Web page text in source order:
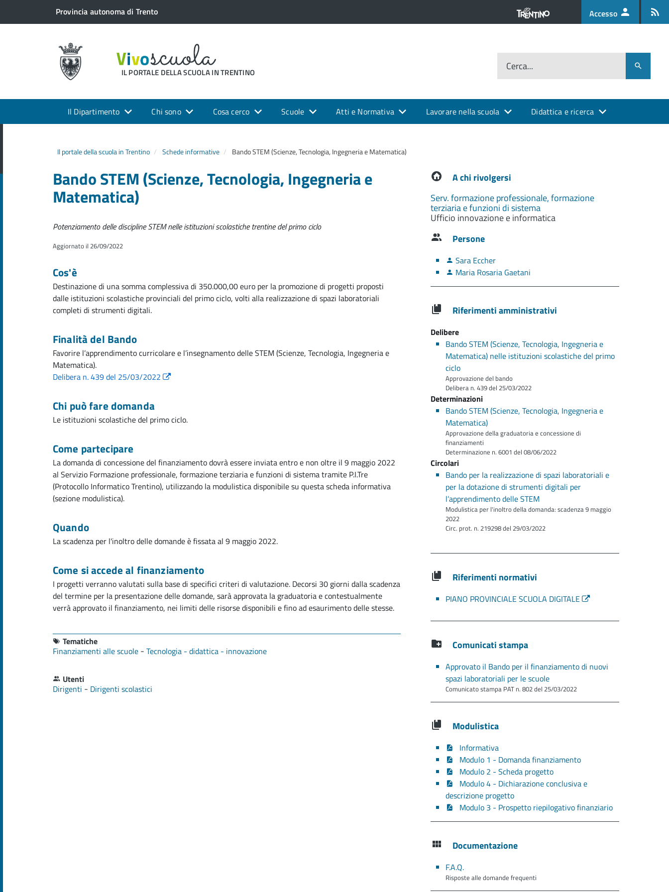
Provincia autonoma di Trento Accesso
IL PORTALE DELLA SCUOLA IN TRENTINO Cerca...
Il Dipartimento Chi sono Cosa cerco Scuole Atti e Normativa Lavorare nella scuola Didattica e ricerca
Il portale della scuola in Trentino Schede informative Bando STEM (Scienze, Tecnologia, Ingegneria e Matematica)
Bando STEM (Scienze, Tecnologia, Ingegneria e
Matematica)
Potenziamento delle discipline STEM nelle istituzioni scolastiche trentine del primo ciclo
Aggiornato il 26/09/2022
Cos'è
Destinazione di una somma complessiva di 350.000,00 euro per la promozione di progetti proposti
dalle istituzioni scolastiche provinciali del primo ciclo, volti alla realizzazione di spazi laboratoriali
completi di strumenti digitali.
Finalità del Bando
Favorire l’apprendimento curricolare e l’insegnamento delle STEM (Scienze, Tecnologia, Ingegneria e
Matematica).
Delibera n. 439 del 25/03/2022
Chi può fare domanda
Le istituzioni scolastiche del primo ciclo.
Come partecipare
La domanda di concessione del finanziamento dovrà essere inviata entro e non oltre il 9 maggio 2022
al Servizio Formazione professionale, formazione terziaria e funzioni di sistema tramite P.I.Tre
(Protocollo Informatico Trentino), utilizzando la modulistica disponibile su questa scheda informativa
(sezione modulistica).
Quando
La scadenza per l'inoltro delle domande è fissata al 9 maggio 2022.
Come si accede al finanziamento
I progetti verranno valutati sulla base di specifici criteri di valutazione. Decorsi 30 giorni dalla scadenza
del termine per la presentazione delle domande, sarà approvata la graduatoria e contestualmente
verrà approvato il finanziamento, nei limiti delle risorse disponibili e fino ad esaurimento delle stesse.
Tematiche
Finanziamenti alle scuole - Tecnologia - didattica - innovazione
Utenti
Dirigenti - Dirigenti scolastici
A chi rivolgersi
Serv. formazione professionale, formazione
terziaria e funzioni di sistema
Ufficio innovazione e informatica
Persone
Sara Eccher
Maria Rosaria Gaetani
Riferimenti amministrativi
Delibere
Bando STEM (Scienze, Tecnologia, Ingegneria e
Matematica) nelle istituzioni scolastiche del primo
ciclo
Approvazione del bando
Delibera n. 439 del 25/03/2022
Determinazioni
Bando STEM (Scienze, Tecnologia, Ingegneria e
Matematica)
Approvazione della graduatoria e concessione di
finanziamenti
Determinazione n. 6001 del 08/06/2022
Circolari
Bando per la realizzazione di spazi laboratoriali e
per la dotazione di strumenti digitali per
l’apprendimento delle STEM
Modulistica per l'inoltro della domanda: scadenza 9 maggio
2022
Circ. prot. n. 219298 del 29/03/2022
Riferimenti normativi
PIANO PROVINCIALE SCUOLA DIGITALE
Comunicati stampa
Approvato il Bando per il finanziamento di nuovi
spazi laboratoriali per le scuole
Comunicato stampa PAT n. 802 del 25/03/2022
Modulistica
Informativa
Modulo 1 - Domanda finanziamento
Modulo 2 - Scheda progetto
Modulo 4 - Dichiarazione conclusiva e
descrizione progetto
Modulo 3 - Prospetto riepilogativo finanziario
Documentazione
F.A.Q.
Risposte alle domande frequenti